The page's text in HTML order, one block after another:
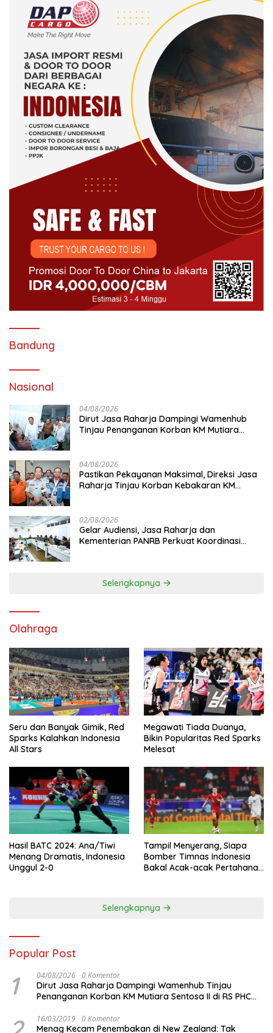
Bandung
Nasional
04/08/2026
Dirut Jasa Raharja Dampingi Wamenhub
Tinjau Penanganan Korban KM Mutiara
04/08/2026
Pastikan Pekayanan Maksimal, Direksi Jasa
Raharja Tinjau Korban Kebakaran KM
02/08/2026
Gelar Audiensi, Jasa Raharja dan
Kementerian PANRB Perkuat Koordinasi
Selengkapnya
Olahraga
Seru dan Banyak Gimik, Red
Sparks Kalahkan Indonesia
All Stars
Megawati Tiada Duanya,
Bikin Popularitas Red Sparks
Melesat
Hasil BATC 2024: Ana/Tiwi
Menang Dramatis, Indonesia
Unggul 2-0
Tampil Menyerang, Siapa
Bomber Timnas Indonesia
Bakal Acak-acak Pertahanan
Selengkapnya
Popular Post
1 04/08/2026 0 Komentar
Dirut Jasa Raharja Dampingi Wamenhub Tinjau
Penanganan Korban KM Mutiara Sentosa II di RS PHC
16/03/2019 0 Komentar
Menag Kecam Penembakan di New Zealand: Tak